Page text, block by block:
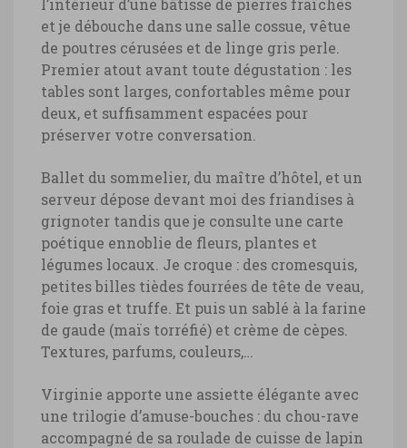
l’intérieur d’une bâtisse de pierres fraîches
et je débouche dans une salle cossue, vêtue
de poutres cérusées et de linge gris perle.
Premier atout avant toute dégustation : les
tables sont larges, confortables même pour
deux, et suffisamment espacées pour
préserver votre conversation.
Ballet du sommelier, du maître d’hôtel, et un
serveur dépose devant moi des friandises à
grignoter tandis que je consulte une carte
poétique ennoblie de fleurs, plantes et
légumes locaux. Je croque : des cromesquis,
petites billes tièdes fourrées de tête de veau,
foie gras et truffe. Et puis un sablé à la farine
de gaude (maïs torréfié) et crème de cèpes.
Textures, parfums, couleurs,…
Virginie apporte une assiette élégante avec
une trilogie d’amuse-bouches : du chou-rave
accompagné de sa roulade de cuisse de lapin